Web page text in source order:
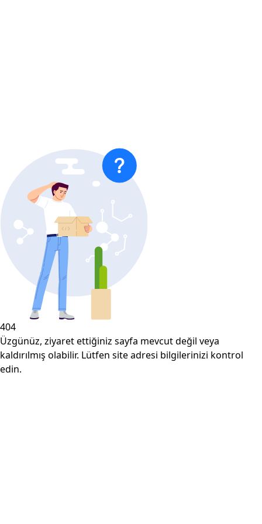
404
Üzgünüz, ziyaret ettiğiniz sayfa mevcut değil veya
kaldırılmış olabilir. Lütfen site adresi bilgilerinizi kontrol
edin.